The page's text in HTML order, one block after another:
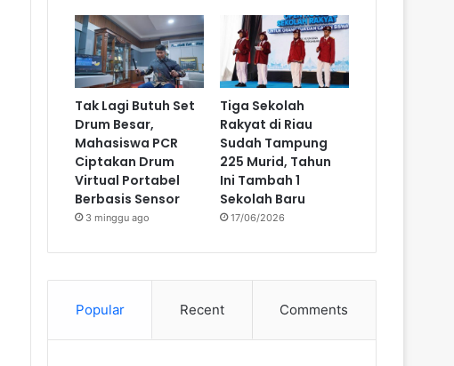
Tak Lagi Butuh Set
Drum Besar,
Mahasiswa PCR
Ciptakan Drum
Virtual Portabel
Berbasis Sensor
3 minggu ago
Tiga Sekolah
Rakyat di Riau
Sudah Tampung
225 Murid, Tahun
Ini Tambah 1
Sekolah Baru
17/06/2026
Popular Recent Comments